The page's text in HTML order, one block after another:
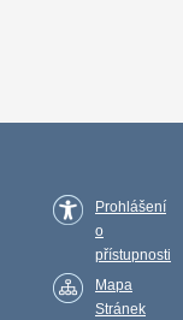
Prohlášení
o
přístupnosti
Mapa
Stránek